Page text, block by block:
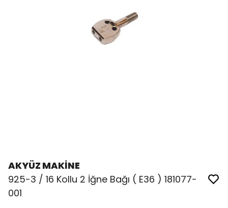
AKYÜZ MAKİNE
925-3 / 16 Kollu 2 İğne Bağı ( E36 ) 181077-
001